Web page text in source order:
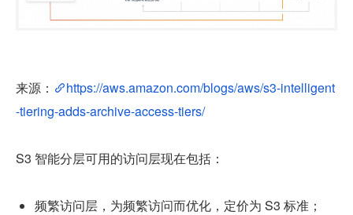
来源：
https://aws.amazon.com/blogs/aws/s3-intelligent
-tiering-adds-archive-access-tiers/
S3 智能分层可用的访问层现在包括：
频繁访问层，为频繁访问而优化，定价为 S3 标准；